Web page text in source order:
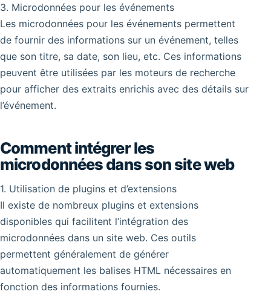
3. Microdonnées pour les événements
Les microdonnées pour les événements permettent
de fournir des informations sur un événement, telles
que son titre, sa date, son lieu, etc. Ces informations
peuvent être utilisées par les moteurs de recherche
pour afficher des extraits enrichis avec des détails sur
l’événement.
Comment intégrer les
microdonnées dans son site web
1. Utilisation de plugins et d’extensions
Il existe de nombreux plugins et extensions
disponibles qui facilitent l’intégration des
microdonnées dans un site web. Ces outils
permettent généralement de générer
automatiquement les balises HTML nécessaires en
fonction des informations fournies.